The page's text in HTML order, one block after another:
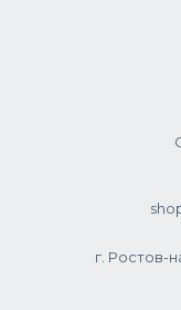
г. Ростов-